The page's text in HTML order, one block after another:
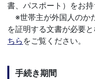
書、パスポート）をお持
※世帯主が外国人のか
を証明する文書が必要
ちら をご覧ください。
手続き期間